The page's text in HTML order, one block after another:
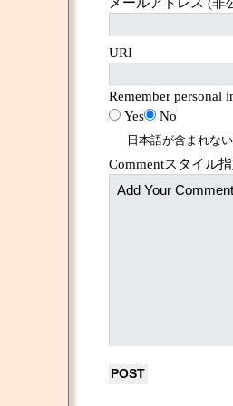
URI
Remember personal
Yes
No
日本語が含まれな
Commentスタイル